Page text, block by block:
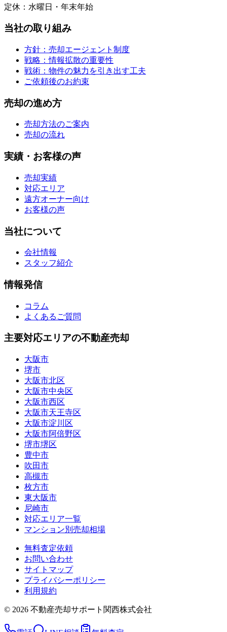
定休： 水曜日・年末年始
当社の取り組み
方針：売却エージェント制度
戦略：情報拡散の重要性
戦術：物件の魅力を引き出す工夫
ご依頼後のお約束
売却の進め方
売却方法のご案内
売却の流れ
実績・お客様の声
売却実績
対応エリア
遠方オーナー向け
お客様の声
当社について
会社情報
スタッフ紹介
情報発信
コラム
よくあるご質問
主要対応エリアの不動産売却
大阪市
堺市
大阪市北区
大阪市中央区
大阪市西区
大阪市天王寺区
大阪市淀川区
大阪市阿倍野区
堺市堺区
豊中市
吹田市
高槻市
枚方市
東大阪市
尼崎市
対応エリア一覧
マンション別売却相場
無料査定依頼
お問い合わせ
サイトマップ
プライバシーポリシー
利用規約
© 2026 不動産売却サポート関西株式会社